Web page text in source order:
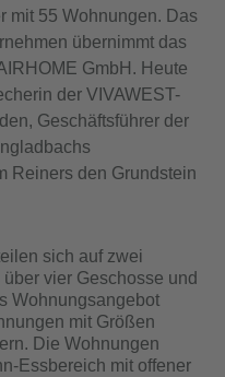
mit 55 Wohnungen. Das
übernimmt das
GmbH. Heute
der VIVAWEST-
Geschäftsführer der
Reiners den Grundstein
sich auf zwei
vier Geschosse und
Wohnungsangebot
mit Größen
Die Wohnungen
Essbereich mit offener